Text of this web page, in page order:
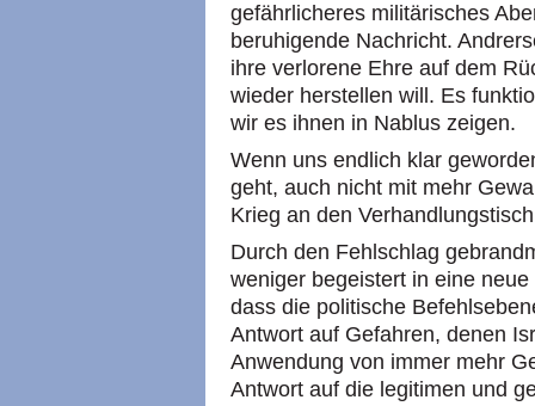
gefährlicheres militärisches
beruhigende Nachricht.
ihre verlorene Ehre auf dem
wieder herstellen will. Es
wir es ihnen in Nablus zeigen.
Wenn uns endlich klar
geht, auch nicht mit mehr
Krieg an den
Durch den Fehlschlag
weniger begeistert in eine
dass die politische
Antwort auf Gefahren, denen
Anwendung von immer mehr
Antwort auf die legitimen und